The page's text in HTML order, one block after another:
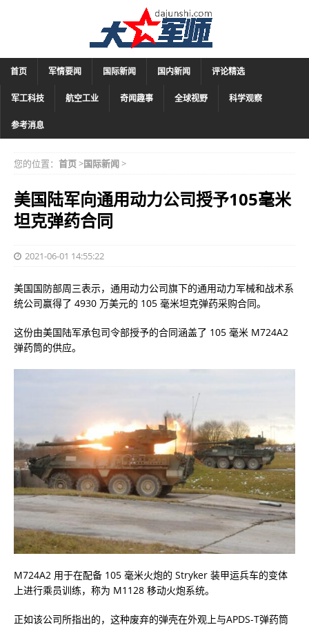
首页 军情要闻 国际新闻 国内新闻 评论精选
军工科技 航空工业 奇闻趣事 全球视野 科学观察
参考消息
您的位置： 首页>国际新闻>
美国陆军向通用动力公司授予105毫米
坦克弹药合同
2021-06-01 14:55:22
美国国防部周三表示，通用动力公司旗下的通用动力军械和战术系
统公司赢得了 4930 万美元的 105 毫米坦克弹药采购合同。
这份由美国陆军承包司令部授予的合同涵盖了 105 毫米 M724A2
弹药筒的供应。
M724A2 用于在配备 105 毫米火炮的 Stryker 装甲运兵车的变体
上进行乘员训练，称为 M1128 移动火炮系统。
正如该公司所指出的，这种废弃的弹壳在外观上与APDS-T弹药筒